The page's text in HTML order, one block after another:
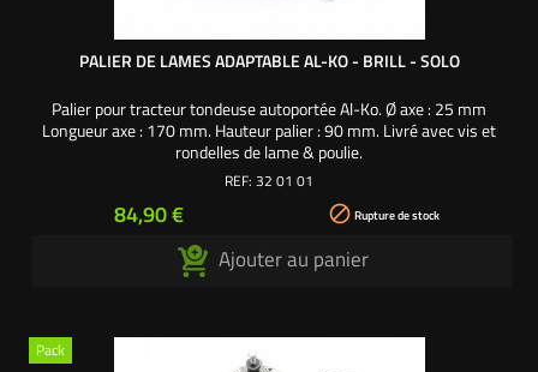
PALIER DE LAMES ADAPTABLE AL-KO - BRILL - SOLO
Palier pour tracteur tondeuse autoportée Al-Ko. Ø axe : 25 mm
Longueur axe : 170 mm. Hauteur palier : 90 mm. Livré avec vis et
rondelles de lame & poulie.
REF: 32 01 01
Prix
84,90 €  Rupture de stock
Ajouter au panier
Pack